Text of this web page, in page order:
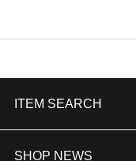
ITEM SEARCH
婚約指輪
SHOP NEWS